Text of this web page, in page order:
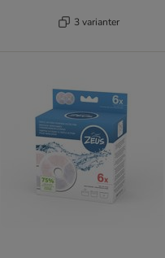
3 varianter